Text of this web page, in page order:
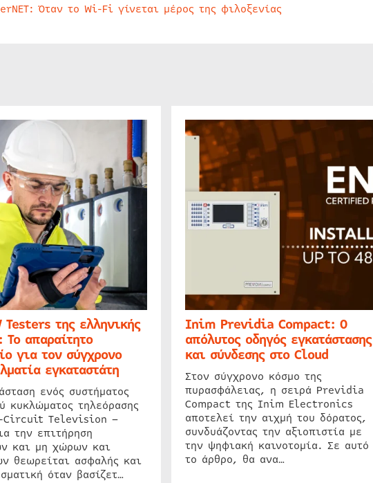
Όταν το Wi-Fi γίνεται μέρος της φιλοξενίας
Testers της ελληνικής
Το απαραίτητο
για τον σύγχρονο
εγκαταστάτη
ενός συστήματος
κυκλώματος τηλεόρασης
Circuit Television –
την επιτήρηση
και μη χώρων και
θεωρείται ασφαλής και
όταν βασίζετ…
Inim Previdia Compact: Ο
απόλυτος οδηγός εγκατάστασης
και σύνδεσης στο Cloud
Στον σύγχρονο κόσμο της
πυρασφάλειας, η σειρά Previdia
Compact της Inim Electronics
αποτελεί την αιχμή του δόρατος,
συνδυάζοντας την αξιοπιστία με
την ψηφιακή καινοτομία. Σε αυτό
το άρθρο, θα ανα…